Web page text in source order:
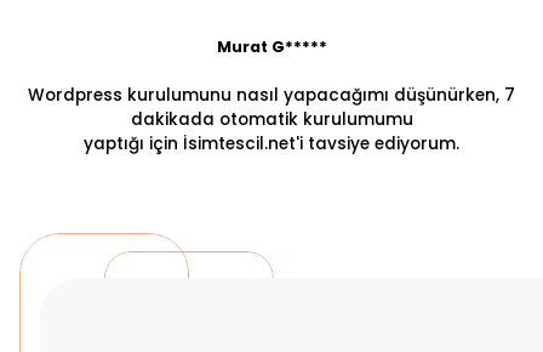
Murat G*****
Wordpress kurulumunu nasıl yapacağımı düşünürken, 7
dakikada otomatik kurulumumu
yaptığı için İsimtescil.net'i tavsiye ediyorum.